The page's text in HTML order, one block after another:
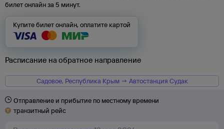
билет онлайн за 5 минут.
Купите билет онлайн, оплатите картой
Расписание на обратное направление
Садовое, Республика Крым → Автостанция Судак
Отправление и прибытие по местному времени
транзитный рейс